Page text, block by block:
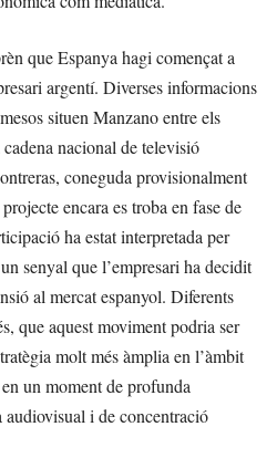
que Espanya hagi començat a
argentí. Diverses informacions
situen Manzano entre els
nacional de televisió
coneguda provisionalment
encara es troba en fase de
ha estat interpretada per
senyal que l’empresari ha decidit
al mercat espanyol. Diferents
que aquest moviment podria ser
molt més àmplia en l’àmbit
un moment de profunda
audiovisual i de concentració